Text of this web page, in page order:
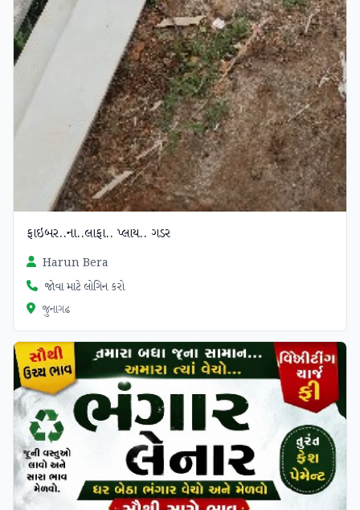
ફાઇબર..ના..લાફા.. પ્લાય.. ગડર
Harun Bera
જોવા માટે લોગિન કરો
જુનાગઢ